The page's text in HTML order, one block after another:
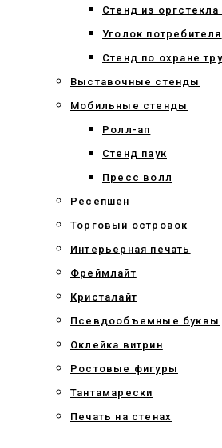
Стенд из
Уголок потребителя
Стенд по охране
Выставочные стенды
Мобильные стенды
Ролл-ап
Стенд паук
Пресс волл
Ресепшен
Торговый островок
Интерьерная печать
Фреймлайт
Кристалайт
Псевдообъемные буквы
Оклейка витрин
Ростовые фигуры
Тантамарески
Печать на стенах